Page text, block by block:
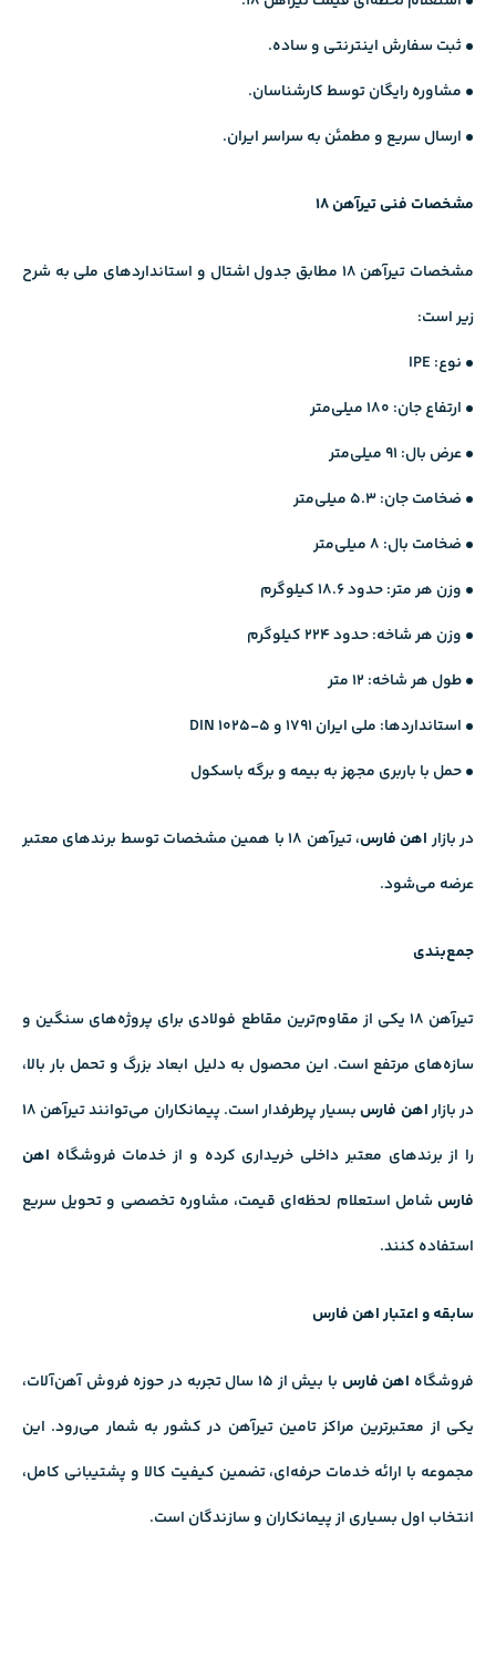
• ثبت سفارش اینترنتی و ساده.
• مشاوره رایگان توسط کارشناسان.
• ارسال سریع و مطمئن به سراسر ایران.
مشخصات فنی تیرآهن ۱۸
مشخصات تیرآهن ۱۸ مطابق جدول اشتال و استانداردهای ملی به شرح
زیر است:
• نوع: IPE
• ارتفاع جان: 180 میلی‌متر
• عرض بال: 91 میلی‌متر
• ضخامت جان: 5.3 میلی‌متر
• ضخامت بال: 8 میلی‌متر
• وزن هر متر: حدود 18.6 کیلوگرم
• وزن هر شاخه: حدود 224 کیلوگرم
• طول هر شاخه: 12 متر
• استانداردها: ملی ایران 1791 و DIN 1025-5
• حمل با باربری مجهز به بیمه و برگه باسکول
در بازاراهن فارس
، تیرآهن ۱۸ با همین مشخصات توسط برندهای معتبر
عرضه می‌شود.
جمع‌بندی
تیرآهن ۱۸ یکی از مقاوم‌ترین مقاطع فولادی برای پروژه‌های سنگین و
سازه‌های مرتفع است. این محصول به دلیل ابعاد بزرگ و تحمل بار بالا،
در بازاراهن فارس
بسیار پرطرفدار است. پیمانکاران می‌توانند تیرآهن ۱۸
را از برندهای معتبر داخلی خریداری کرده و از خدمات فروشگاه اهن
فارس شامل استعلام لحظه‌ای قیمت، مشاوره تخصصی و تحویل سریع
استفاده کنند.
سابقه و اعتبار اهن فارس
فروشگاه اهن فارس
با بیش از ۱۵ سال تجربه در حوزه فروش آهن‌آلات،
یکی از معتبرترین مراکز تامین تیرآهن در کشور به شمار می‌رود. این
مجموعه با ارائه خدمات حرفه‌ای، تضمین کیفیت کالا و پشتیبانی کامل،
انتخاب اول بسیاری از پیمانکاران و سازندگان است.